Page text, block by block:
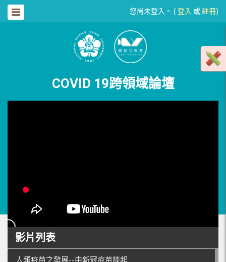
您尚未登入。 ( 登入 或註冊)
COVID 19跨領域論壇
影片列表
人類疫苗之發展--由新冠疫苗談起